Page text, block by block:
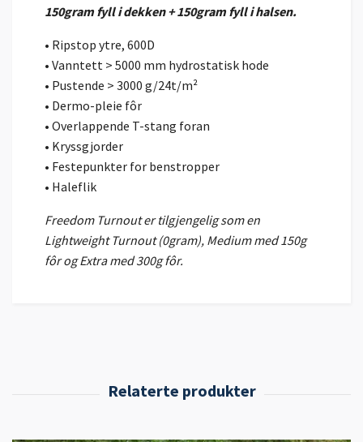
150gram fyll i dekken + 150gram fyll i halsen.
• Ripstop ytre, 600D
• Vanntett > 5000 mm hydrostatisk hode
• Pustende > 3000 g/24t/m²
• Dermo-pleie fôr
• Overlappende T-stang foran
• Kryssgjorder
• Festepunkter for benstropper
• Haleflik
Freedom Turnout er tilgjengelig som en
Lightweight Turnout (0gram), Medium med 150g
fôr og Extra med 300g fôr.